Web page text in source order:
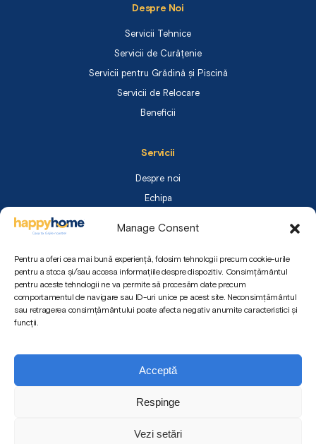
Manage Consent
Pentru a oferi cea mai bună experiență, folosim tehnologii precum cookie-urile
pentru a stoca și/sau accesa informațiile despre dispozitiv. Consimțământul
pentru aceste tehnologii ne va permite să procesăm date precum
comportamentul de navigare sau ID-uri unice pe acest site. Neconsimțământul
sau retragerea consimțământului poate afecta negativ anumite caracteristici și
funcții.
Acceptă
Respinge
Vezi setări
Despre Noi
Servicii Tehnice
Servicii de Curățenie
Servicii pentru Grădină și Piscină
Servicii de Relocare
Beneficii
Servicii
Despre noi
Echipa
Contact
Contact